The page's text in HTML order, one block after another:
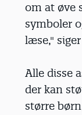
om at øve
symboler
læse,"
Alle disse
der kan
større